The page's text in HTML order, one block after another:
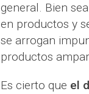
general. Bien
en productos y
se arrogan
productos
Es cierto que el